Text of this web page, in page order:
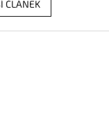
ČLÁNEK